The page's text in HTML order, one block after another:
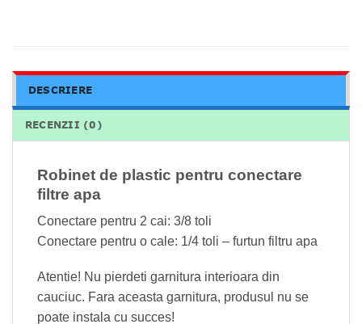
DESCRIERE
RECENZII (0)
Robinet de plastic pentru conectare
filtre apa
Conectare pentru 2 cai: 3/8 toli
Conectare pentru o cale: 1/4 toli – furtun filtru apa
Atentie! Nu pierdeti garnitura interioara din
cauciuc. Fara aceasta garnitura, produsul nu se
poate instala cu succes!